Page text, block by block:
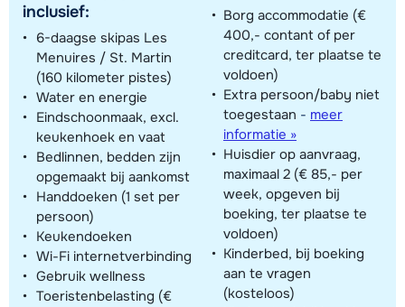
inclusief:
6-daagse skipas Les
Menuires / St. Martin
(160 kilometer pistes)
Water en energie
Eindschoonmaak, excl.
keukenhoek en vaat
Bedlinnen, bedden zijn
opgemaakt bij aankomst
Handdoeken (1 set per
persoon)
Keukendoeken
Wi-Fi internetverbinding
Gebruik wellness
Toeristenbelasting (€
Borg accommodatie (€
400,- contant of per
creditcard, ter plaatse te
voldoen)
Extra persoon/baby niet
toegestaan - meer
informatie »
Huisdier op aanvraag,
maximaal 2 (€ 85,- per
week, opgeven bij
boeking, ter plaatse te
voldoen)
Kinderbed, bij boeking
aan te vragen
(kosteloos)